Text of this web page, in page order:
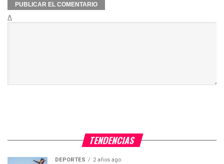
Δ
TENDENCIAS
DEPORTES 2 años ago